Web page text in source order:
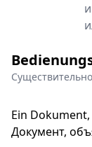
Ein
Документ,